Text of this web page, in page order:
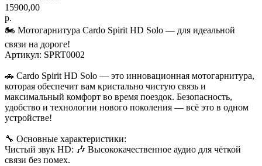
15900,00
р.
🏍️ Мотогарнитура Cardo Spirit HD Solo — для идеальной
связи на дороге!
Артикул: SPRT0002
🚗 Cardo Spirit HD Solo — это инновационная мотогарнитура,
которая обеспечит вам кристально чистую связь и
максимальный комфорт во время поездок. Безопасность,
удобство и технологии нового поколения — всё это в одном
устройстве!
🔧 Основные характеристики:
Чистый звук HD: 🎶 Высококачественное аудио для чёткой
связи без помех.